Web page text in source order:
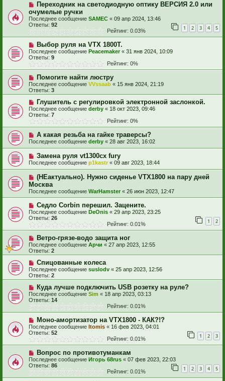
Переходник на светодиодную оптику ВЕРСИЯ 2.0 или
очумелые ручки
Последнее сообщение SAMEC « 09 апр 2024, 13:46
Ответы: 92 1 2 3 4 5
Рейтинг: 0.03%
Выбор руля на VTX 1800T.
Последнее сообщение Peacemaker« 31 янв 2024, 10:09
Ответы: 9
Рейтинг: 0%
Помогите найти люстру
Последнее сообщение VVssaab « 15 янв 2024, 21:19
Ответы: 3
Глушитель с регулировкой электронной заслонкой.
Последнее сообщение derby « 18 окт 2023, 09:46
Ответы: 7
Рейтинг: 0%
А какая резьба на гайке траверсы?
Последнее сообщение derby « 28 авг 2023, 16:02
Замена руля vt1300cx fury
Последнее сообщение p1kastr« 09 авг 2023, 18:44
(НЕактуально). Нужно сиденье VTX1800 на пару дней
Москва
Последнее сообщение WarHamster « 26 июн 2023, 12:47
Седло Corbin перешил. Зацените.
Последнее сообщение DeOnis « 29 апр 2023, 23:25
Ответы: 26 1 2
Рейтинг: 0.01%
Ветро-грязе-водо защита ног
Последнее сообщение Арчи « 27 апр 2023, 12:55
Ответы: 2
Спицованные колеса
Последнее сообщение suslodv « 25 апр 2023, 12:56
Ответы: 2
Куда лучше подключить USB розетку на руле?
Последнее сообщение Sim « 18 апр 2023, 03:13
Ответы: 14
Рейтинг: 0.01%
Моно-амортизатор на VTX1800 - КАК?!?
Последнее сообщение Itomis « 16 фев 2023, 04:01
Ответы: 52 1 2 3
Рейтинг: 0.01%
Вопрос по противотуманкам
Последнее сообщение Игорь 68rus « 07 фев 2023, 22:03
Ответы: 86 1 2 3 4 5
Рейтинг: 0.01%